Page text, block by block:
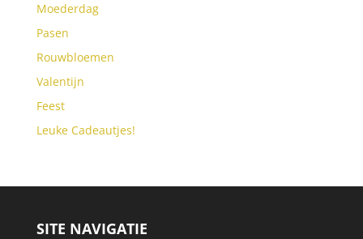
Moederdag
Pasen
Rouwbloemen
Valentijn
Feest
Leuke Cadeautjes!
SITE NAVIGATIE